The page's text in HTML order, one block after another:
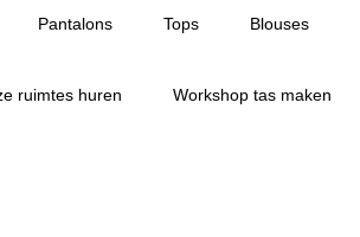
Pantalons Tops Blouses
ruimtes huren Workshop tas maken